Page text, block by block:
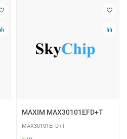
MAXIM MAX30101EFD+T
MAX30101EFD+T